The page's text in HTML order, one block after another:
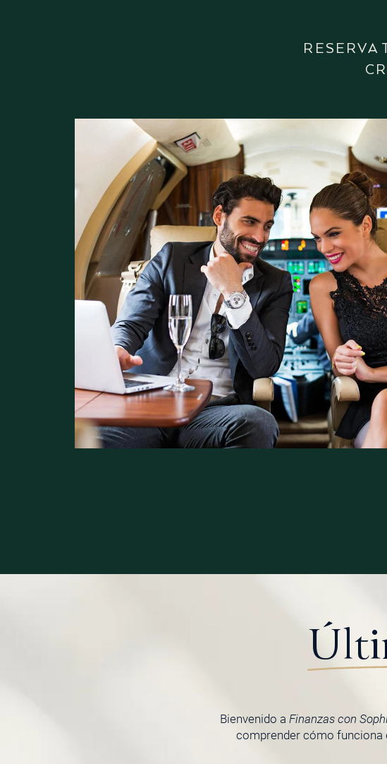
RESERVA
Bienvenido a Finanzas con
comprender cómo funciona